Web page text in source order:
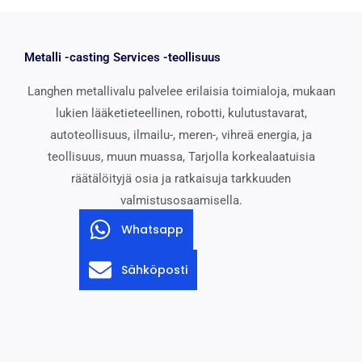
Metalli -casting Services -teollisuus
Langhen metallivalu palvelee erilaisia ​​toimialoja, mukaan
lukien lääketieteellinen, robotti, kulutustavarat,
autoteollisuus, ilmailu-, meren-, vihreä energia, ja
teollisuus, muun muassa, Tarjolla korkealaatuisia
räätälöityjä osia ja ratkaisuja tarkkuuden
valmistusosaamisella.
Whatsapp
Sähköposti